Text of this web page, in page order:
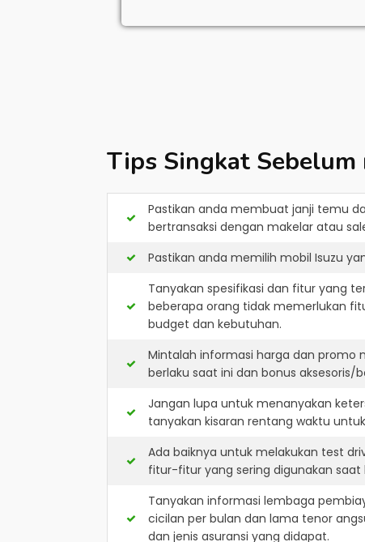
Tips Singkat
Pastikan anda membuat janji temu
bertransaksi dengan makelar atau
Pastikan anda memilih mobil Isuzu
Tanyakan spesifikasi dan fitur yang
beberapa orang tidak memerlukan
budget dan kebutuhan.
Mintalah informasi harga dan promo
berlaku saat ini dan bonus aksesoris/
Jangan lupa untuk menanyakan
tanyakan kisaran rentang waktu
Ada baiknya untuk melakukan test
fitur-fitur yang sering digunakan saat
Tanyakan informasi lembaga
cicilan per bulan dan lama tenor
dan jenis asuransi yang didapat.